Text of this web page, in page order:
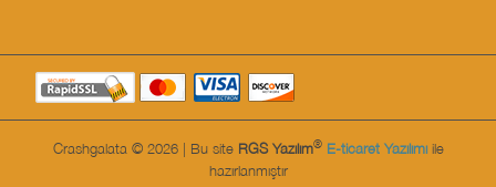
Crashgalata © 2026 | Bu site RGS Yazılım® E-ticaret Yazılımıile
hazırlanmıştır